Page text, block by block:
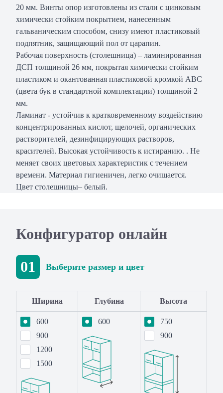
20 мм. Винты опор изготовлены из стали с цинковым
химически стойким покрытием, нанесенным
гальваническим способом, снизу имеют пластиковый
подпятник, защищающий пол от царапин.
Рабочая поверхность (столешница) – ламинированная
ДСП толщиной 26 мм, покрытая химически стойким
пластиком и окантованная пластиковой кромкой АВС
(цвета бук в стандартной комплектации) толщиной 2
мм.
Ламинат - устойчив к кратковременному воздействию
концентрированных кислот, щелочей, органических
растворителей, дезинфицирующих растворов,
красителей. Высокая устойчивость к истиранию. . Не
меняет своих цветовых характеристик с течением
времени. Материал гигиеничен, легко очищается.
Цвет столешницы– белый.
Конфигуратор онлайн
01
Выберите размер и цвет
Ширина Глубина Высота
600
900
1200
1500
600
750
900